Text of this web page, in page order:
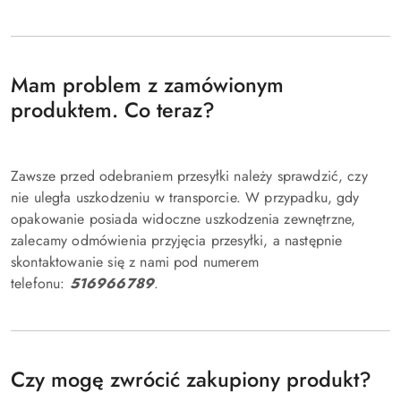
Mam problem z zamówionym
produktem. Co teraz?
Zawsze przed odebraniem przesyłki należy sprawdzić, czy
nie uległa uszkodzeniu w transporcie. W przypadku, gdy
opakowanie posiada widoczne uszkodzenia zewnętrzne,
zalecamy odmówienia przyjęcia przesyłki, a następnie
skontaktowanie się z nami pod numerem
telefonu: 516966789.
Czy mogę zwrócić zakupiony produkt?